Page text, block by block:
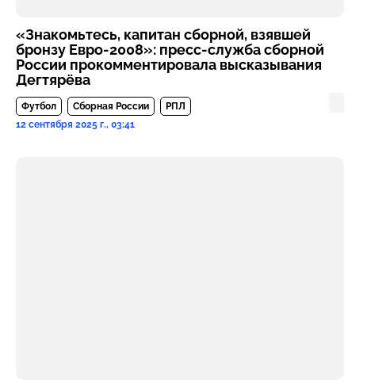
«Знакомьтесь, капитан сборной, взявшей
бронзу Евро-2008»: пресс-служба сборной
России прокомментировала высказывания
Дегтярёва
Футбол Сборная России
РПЛ
12 сентября 2025 г., 03:41